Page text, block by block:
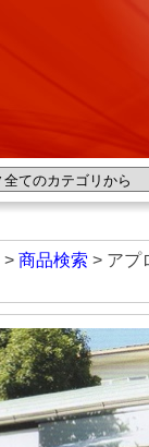
> 商品検索 > アプ